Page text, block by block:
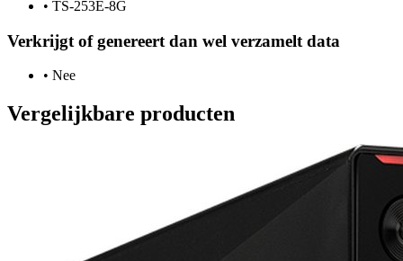
• TS-253E-8G
Verkrijgt of genereert dan wel verzamelt data
• Nee
Vergelijkbare producten